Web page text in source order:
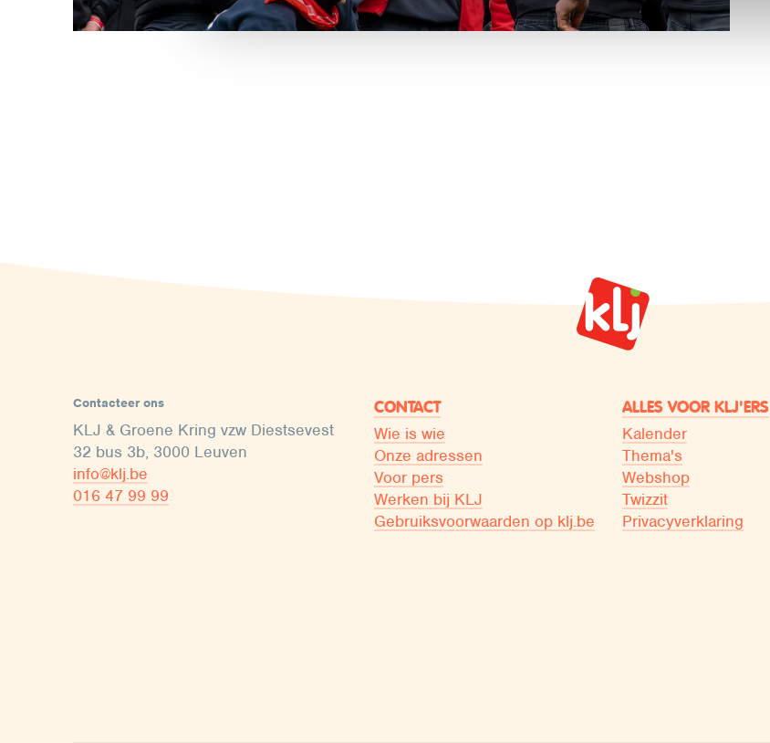
Contacteer ons
KLJ & Groene Kring vzw Diestsevest
32 bus 3b, 3000 Leuven
info@klj.be​
016 47 99 99
CONTACT
Wie is wie
Onze adressen
Voor pers
Werken bij KLJ
Gebruiksvoorwaarden op klj.be
ALLES VOOR KLJ'ERS
Kalender
Thema's
Webshop
Twizzit
Privacyverklaring